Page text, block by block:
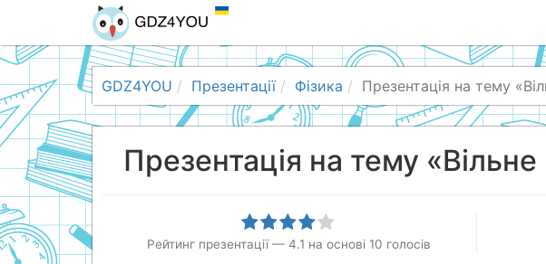
GDZ4YOU Презентації Фізика Презентація на тему
Презентація на тему «Вільне
Рейтинг презентації — 4.1 на основі 10 голосів